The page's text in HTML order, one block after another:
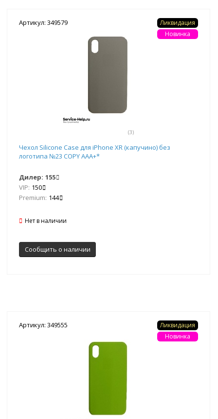
Артикул: 349579
(3)
Ликвидация
Новинка
Чехол Silicone Case для iPhone XR (капучино) без
логотипа №23 COPY AAA+*
Дилер: 155
VIP: 150
Premium: 144
Нет в наличии
Сообщить о наличии
Артикул: 349555
Ликвидация
Новинка